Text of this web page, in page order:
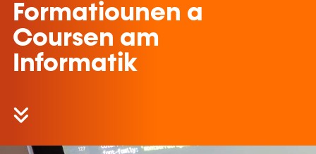
Formatiounen a
Coursen am
Informatik